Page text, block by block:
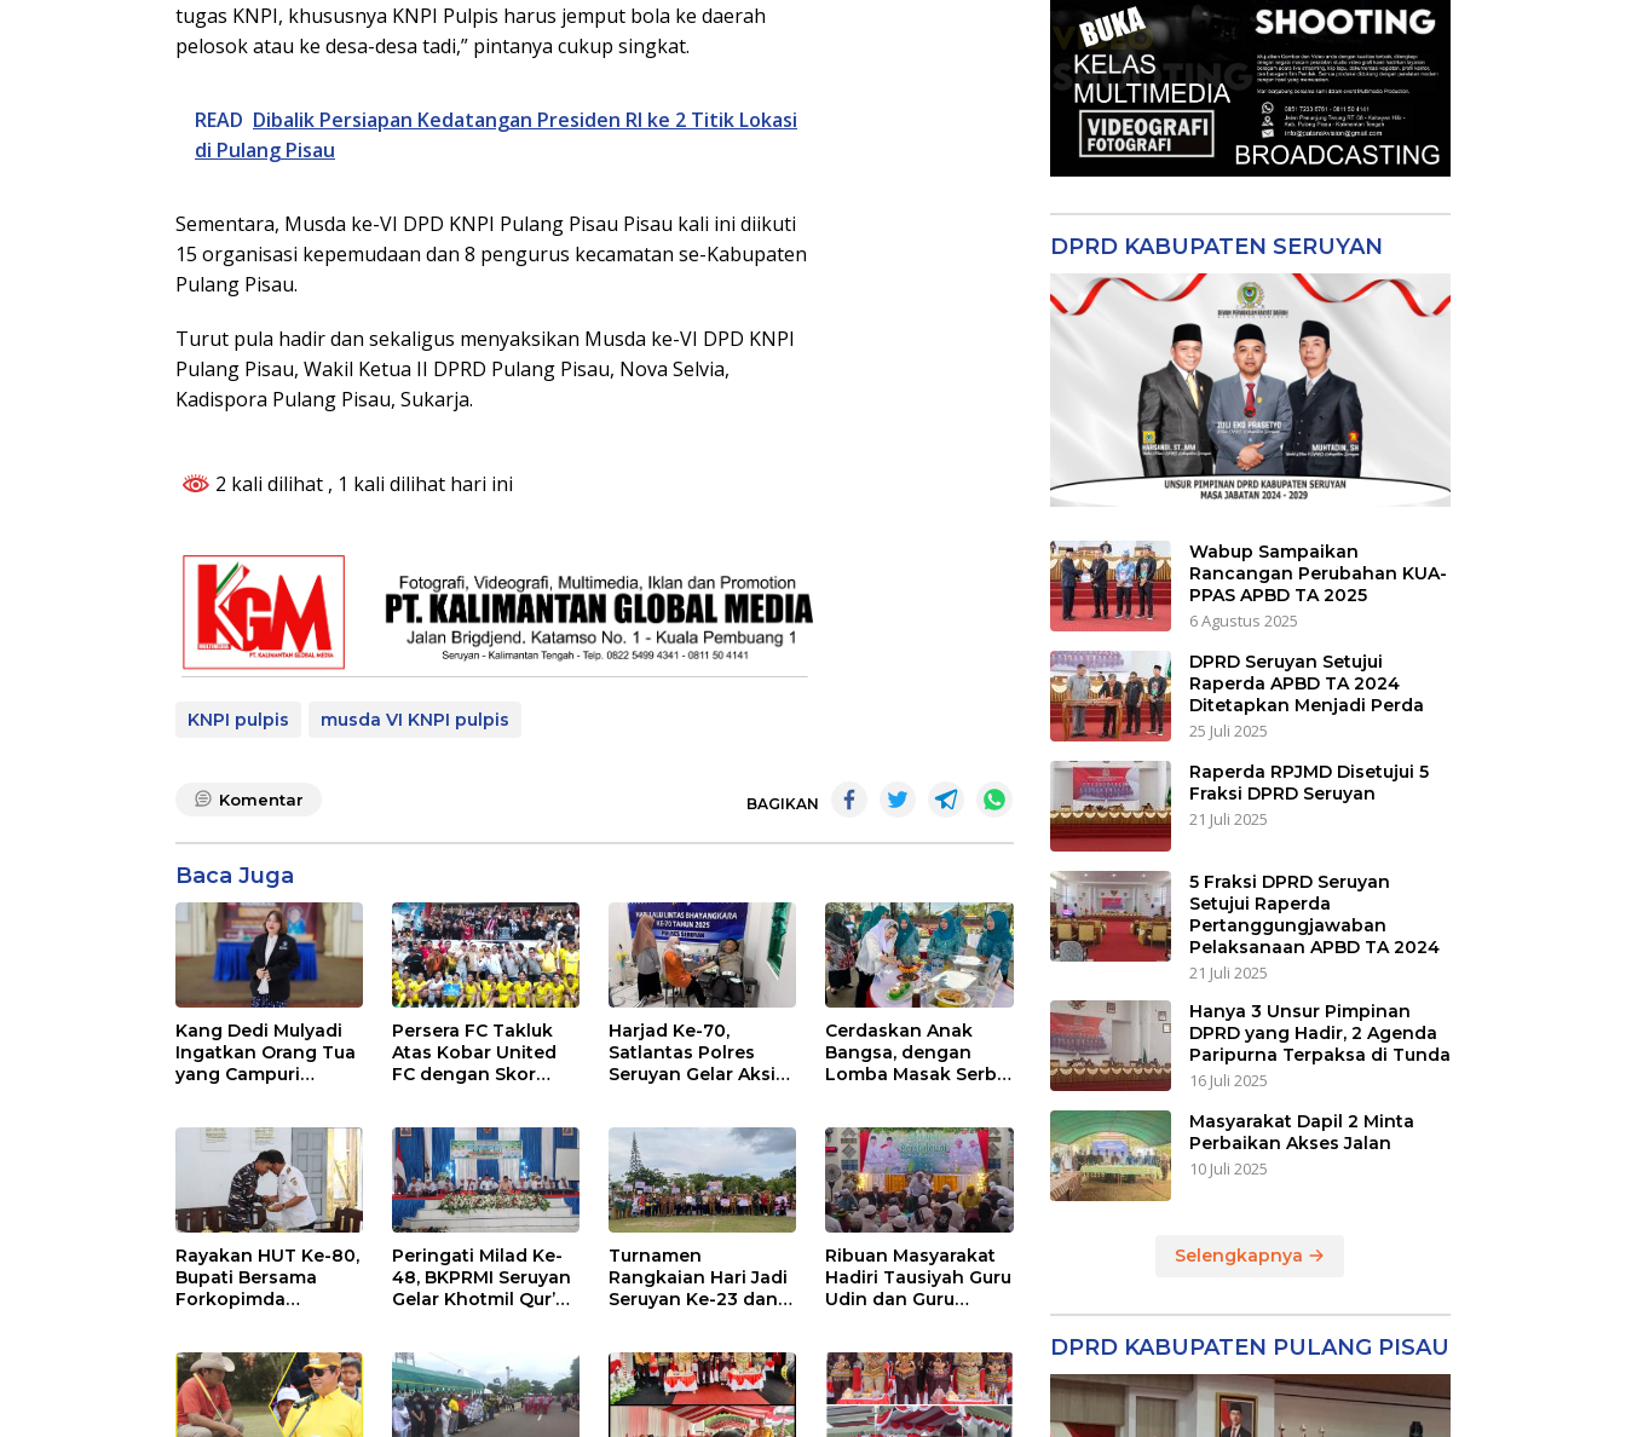
tugas KNPI, khususnya KNPI Pulpis harus jemput bola ke daerah
pelosok atau ke desa-desa tadi,” pintanya cukup singkat.
READ Dibalik Persiapan Kedatangan Presiden RI ke 2 Titik Lokasi
di Pulang Pisau
Sementara, Musda ke-VI DPD KNPI Pulang Pisau Pisau kali ini diikuti
15 organisasi kepemudaan dan 8 pengurus kecamatan se-Kabupaten
Pulang Pisau.
Turut pula hadir dan sekaligus menyaksikan Musda ke-VI DPD KNPI
Pulang Pisau, Wakil Ketua II DPRD Pulang Pisau, Nova Selvia,
Kadispora Pulang Pisau, Sukarja.
2 kali dilihat , 1 kali dilihat hari ini
KNPI pulpis musda VI KNPI pulpis
Komentar BAGIKAN
Baca Juga
Kang Dedi Mulyadi
Ingatkan Orang Tua
yang Campuri
Batas, dan Etika
Hukum Pendidikan
Persera FC Takluk
Atas Kobar United
FC dengan Skor
Harjad Ke-70,
Satlantas Polres
Seruyan Gelar Aksi
Cerdaskan Anak
Bangsa, dengan
Lomba Masak Serba
Rayakan HUT Ke-80,
Bupati Bersama
Forkopimda
Peringati Milad Ke-
48, BKPRMI Seruyan
Gelar Khotmil Qur’an
Turnamen
Rangkaian Hari Jadi
Seruyan Ke-23 dan
Ditutup
Ribuan Masyarakat
Hadiri Tausiyah Guru
Udin dan Guru
DPRD KABUPATEN SERUYAN
Wabup Sampaikan
Rancangan Perubahan KUA-
PPAS APBD TA 2025
6 Agustus 2025
DPRD Seruyan Setujui
Raperda APBD TA 2024
Ditetapkan Menjadi Perda
25 Juli 2025
Raperda RPJMD Disetujui 5
Fraksi DPRD Seruyan
21 Juli 2025
5 Fraksi DPRD Seruyan
Setujui Raperda
Pertanggungjawaban
Pelaksanaan APBD TA 2024
21 Juli 2025
Hanya 3 Unsur Pimpinan
DPRD yang Hadir, 2 Agenda
Paripurna Terpaksa di Tunda
16 Juli 2025
Masyarakat Dapil 2 Minta
Perbaikan Akses Jalan
10 Juli 2025
Selengkapnya
DPRD KABUPATEN PULANG PISAU